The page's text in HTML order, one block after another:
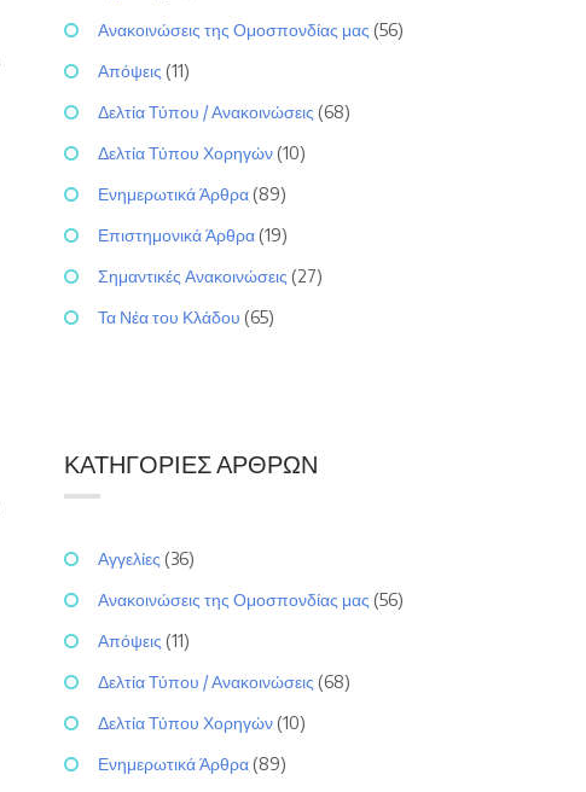
Ανακοινώσεις της Ομοσπονδίας μας (56)
Απόψεις (11)
Δελτία Τύπου / Ανακοινώσεις (68)
Δελτία Τύπου Χορηγών (10)
Ενημερωτικά Άρθρα (89)
Επιστημονικά Άρθρα (19)
Σημαντικές Ανακοινώσεις (27)
Τα Νέα του Κλάδου (65)
ΚΑΤΗΓΟΡΊΕΣ ΆΡΘΡΩΝ
Αγγελίες (36)
Ανακοινώσεις της Ομοσπονδίας μας (56)
Απόψεις (11)
Δελτία Τύπου / Ανακοινώσεις (68)
Δελτία Τύπου Χορηγών (10)
Ενημερωτικά Άρθρα (89)